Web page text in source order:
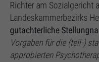
Richter am Sozialgericht
Landeskammerbezirks
gutachterliche
Vorgaben für die (teil-)
approbierten